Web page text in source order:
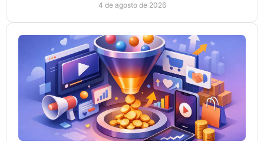
4 de agosto de 2026